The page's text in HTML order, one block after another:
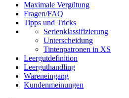
Maximale Vergütung
Fragen/FAQ
Tipps und Tricks
Serienklassifizierung
Unterscheidung
Tintenpatronen in XS
Leergutdefinition
Leerguthandling
Wareneingang
Kundenmeinungen